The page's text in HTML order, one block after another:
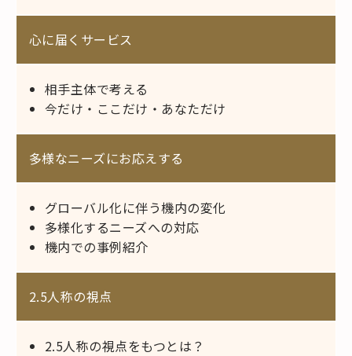
心に届くサービス
相手主体で考える
今だけ・ここだけ・あなただけ
多様なニーズにお応えする
グローバル化に伴う機内の変化
多様化するニーズへの対応
機内での事例紹介
2.5人称の視点
2.5人称の視点をもつとは？